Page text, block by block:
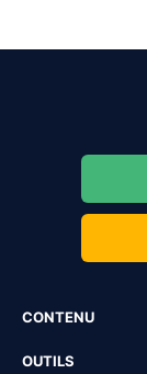
CONTENU
OUTILS